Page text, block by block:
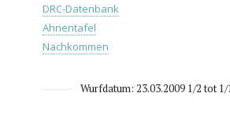
DRC-Datenbank
Ahnentafel
Nachkommen
Wurfdatum: 23.03.2009 1/2 tot 1/